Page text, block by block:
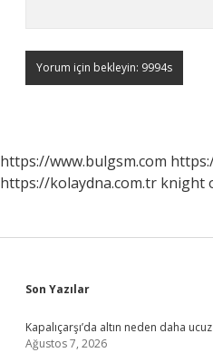
https://www.bulgsm.com
https://kolaydna.com.tr knight
Sidebar
Son Yazılar
Kapalıçarşı’da altın neden daha
Ağustos 7, 2026